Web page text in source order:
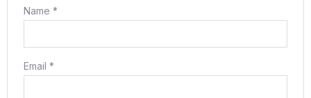
Name*
Email*